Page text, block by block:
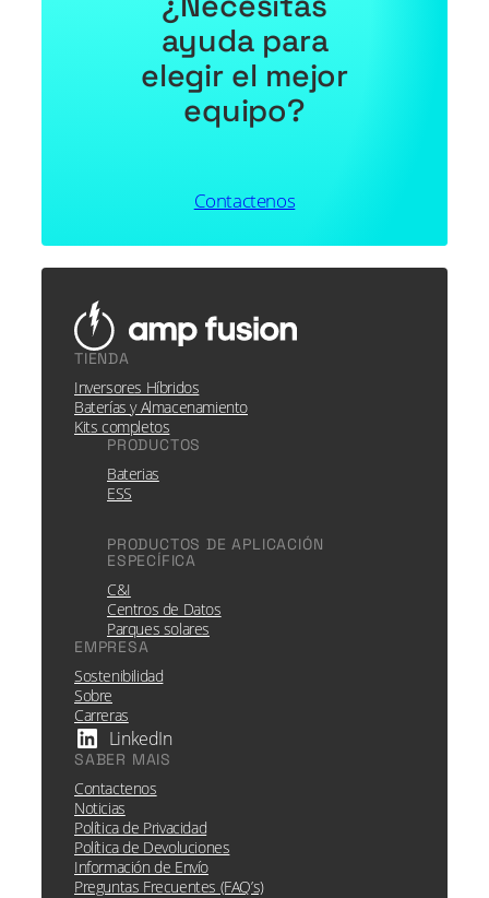
ayuda para
elegir el mejor
equipo?
Contactenos
TIENDA
Inversores Híbridos
Baterías y Almacenamiento
Kits completos
PRODUCTOS
Baterias
ESS
PRODUCTOS DE APLICACIÓN
ESPECÍFICA
C&I
Centros de Datos
Parques solares
EMPRESA
Sostenibilidad
Sobre
Carreras
LinkedIn
SABER MAIS
Contactenos
Noticias
Política de Privacidad
Política de Devoluciones
Información de Envío
Preguntas Frecuentes (FAQ’s)